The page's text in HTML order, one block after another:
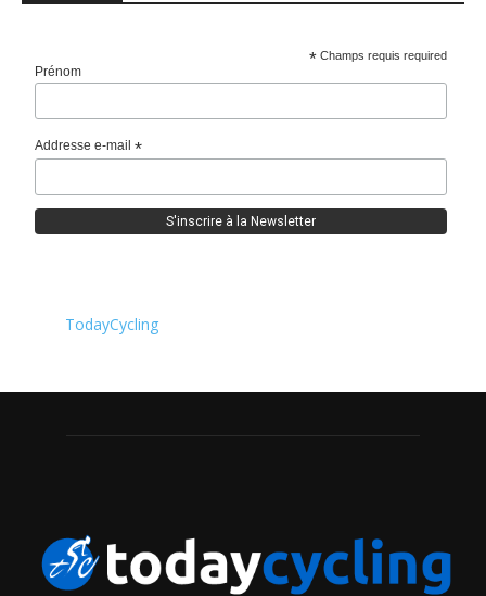
* Champs requis required
Prénom
Addresse e-mail*
TodayCycling